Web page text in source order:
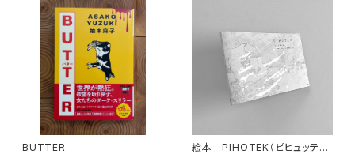
BUTTER
絵本 PIHOTEK（ピヒュッティ）